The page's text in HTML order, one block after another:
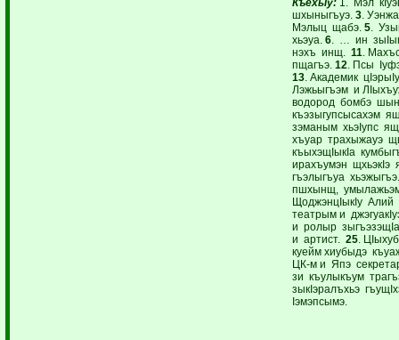
шхыныгъуэ.3 .
Мэлыц щабэ.5 .
хьэуа.6 . … ин
нэхъ инщ.11 .
пщагъэ.12 . Псы
13 . Академик
Лэжьыгъэм и
водород бомбэ
къэзыгупсысахэм
зэманым хьэIупс
хъуар трахыжауэ
къыхэщIыкIа
ирахъумэн
гъэлыгъуа
пшхынщ,
ЩоджэнцIыкIу Алий
театрым и
и ролыр
и артист.25 .
куейм хиубыдэ
ЦК-м и Япэ
зи къулыкъум
зыкIэралъхьэ
Iэмэпсымэ.